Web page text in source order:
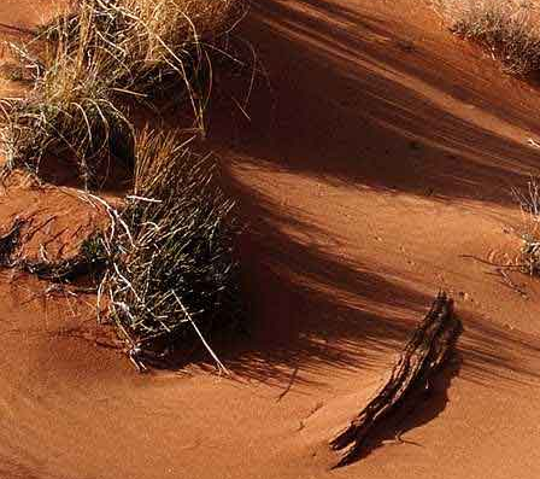
Dr. Göllner
2081 Piliscsaba,
e-mail:
telefonszám:
Dr. Göllner
2081 Piliscsaba,
e-mail:
telefonszám:
adószám: